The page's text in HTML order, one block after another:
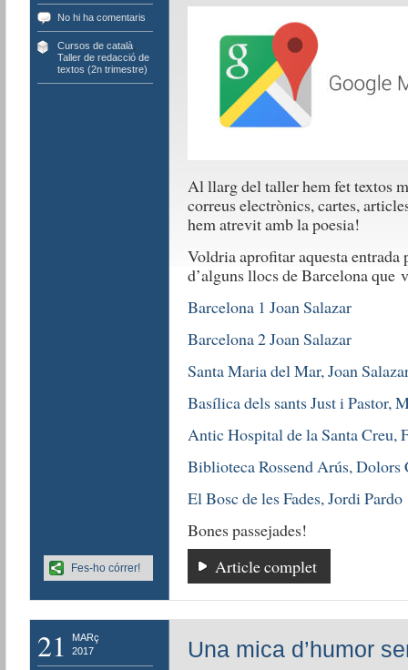
No hi ha comentaris
Cursos de català,
Taller de redacció de
textos (2n trimestre)
Al llarg del taller hem fet textos
correus electrònics, cartes,
hem atrevit amb la poesia!
Voldria aprofitar aquesta
d’alguns llocs de Barcelona que
Barcelona 1 Joan Salazar
Barcelona 2 Joan Salazar
Santa Maria del Mar, Joan
Basílica dels sants Just i Pastor,
Antic Hospital de la Santa Creu,
Biblioteca Rossend Arús, Dolors
El Bosc de les Fades, Jordi Pardo
Bones passejades!
Article complet
Fes-ho córrer!
21
MARç
2017
Una mica d’humor